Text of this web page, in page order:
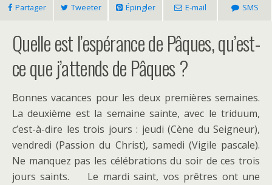
Partager Tweeter Épingler E-mail SMS
Quelle est l’espérance de Pâques, qu’est-
ce que j’attends de Pâques ?
Bonnes vacances pour les deux premières semaines.
La deuxième est la semaine sainte, avec le triduum,
c’est-à-dire les trois jours : jeudi (Cène du Seigneur),
vendredi (Passion du Christ), samedi (Vigile pascale).
Ne manquez pas les célébrations du soir de ces trois
jours saints. Le mardi saint, vos prêtres ont une